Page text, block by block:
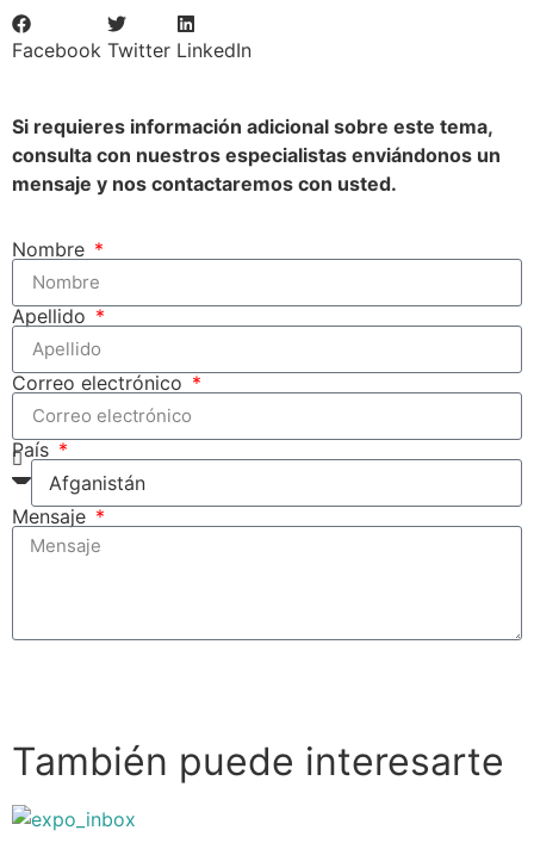
Facebook Twitter LinkedIn
Si requieres información adicional sobre este tema,
consulta con nuestros especialistas enviándonos un
mensaje y nos contactaremos con usted.
Nombre
Apellido
Correo electrónico
País
Mensaje
También puede interesarte